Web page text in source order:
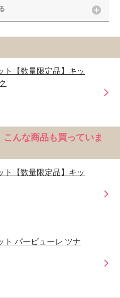
ト【数量限定品】キッ
んな商品も買っていま
ト【数量限定品】キッ
ト パーピューレ ツナ